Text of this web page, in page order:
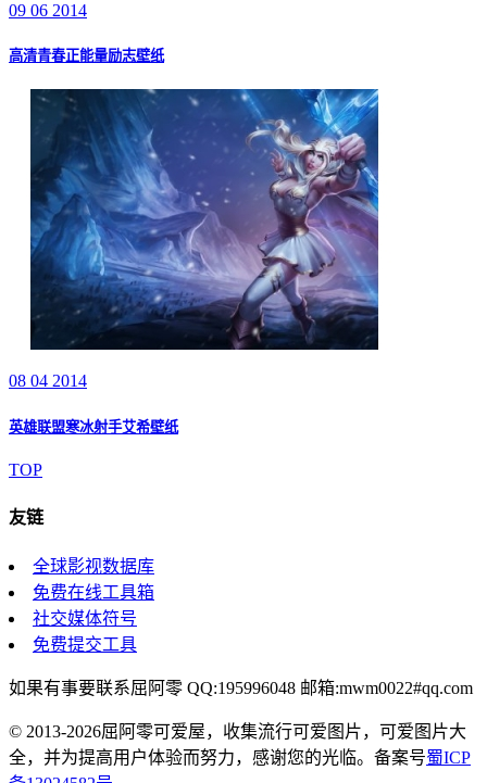
09 06 2014
高清青春正能量励志壁纸
08 04 2014
英雄联盟寒冰射手艾希壁纸
TOP
友链
全球影视数据库
免费在线工具箱
社交媒体符号
免费提交工具
如果有事要联系屈阿零 QQ:195996048 邮箱:mwm0022#qq.com
© 2013-2026屈阿零可爱屋，收集流行可爱图片，可爱图片大
全，并为提高用户体验而努力，感谢您的光临。备案号蜀ICP